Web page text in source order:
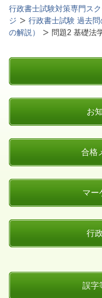
行政書士試験対策専門ス
ジ
行政書士試験 過去問
の解説）
問題2 基礎法
お
合格
マー
行
誤字